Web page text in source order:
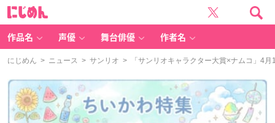
作品名 声優 舞台俳優 作者名
にじめん > ニュース > サンリオ > 「サンリオキャラクター大賞×ナムコ」4